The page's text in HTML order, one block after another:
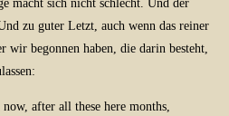
macht sich nicht schlecht. Und der
zu guter Letzt, auch wenn das reiner
begonnen haben, die darin besteht,
after all these here months,